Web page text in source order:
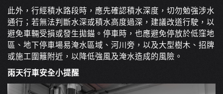
此外，行經積水路段時，應先確認積水深度，切勿勉強涉水
通行；若無法判斷水深或積水高度過深，建議改道行駛，以
避免車輛受損或發生拋錨。停車時，也應避免停放於低窪地
區、地下停車場易淹水區域、河川旁，以及大型樹木、招牌
或施工圍籬附近，以降低強風及淹水造成的風險。
雨天行車安全小提醒